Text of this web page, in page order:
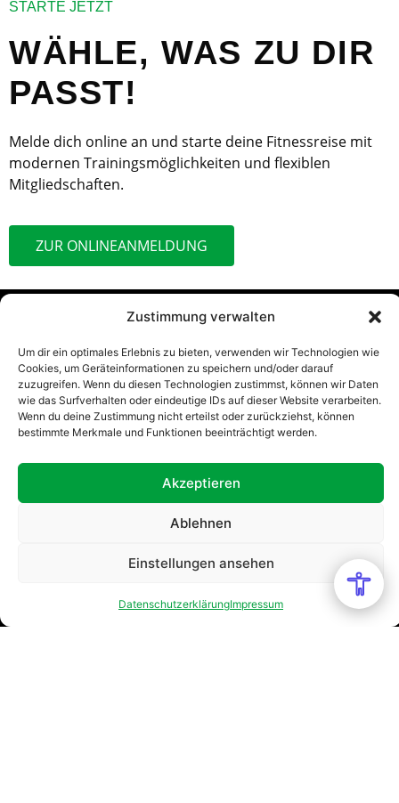
Zustimmung verwalten
Um dir ein optimales Erlebnis zu bieten, verwenden wir Technologien wie
Cookies, um Geräteinformationen zu speichern und/oder darauf
zuzugreifen. Wenn du diesen Technologien zustimmst, können wir Daten
wie das Surfverhalten oder eindeutige IDs auf dieser Website verarbeiten.
Wenn du deine Zustimmung nicht erteilst oder zurückziehst, können
bestimmte Merkmale und Funktionen beeinträchtigt werden.
Akzeptieren
Ablehnen
Einstellungen ansehen
DatenschutzerklärungImpressum
STARTE JETZT
WÄHLE, WAS ZU DIR
PASST!
Melde dich online an und starte deine Fitnessreise mit
modernen Trainingsmöglichkeiten und flexiblen
Mitgliedschaften.
ZUR ONLINEANMELDUNG